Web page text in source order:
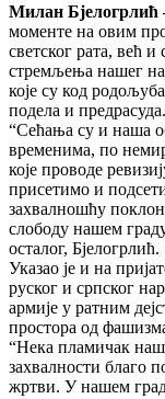
Милан Бјелогрлић
моменте на овим
светског рата, већ
стремљења нашег
које су код
подела и предрасуда.
“Сећања су и наша
временима, по
које проводе
присетимо и
захвалношћу
слободу нашем
осталог, Бјелогрлић.
Указао је и на
руског и српског
армије у ратним
простора од
“Нека пламичак
захвалности благо
жртви. У нашем